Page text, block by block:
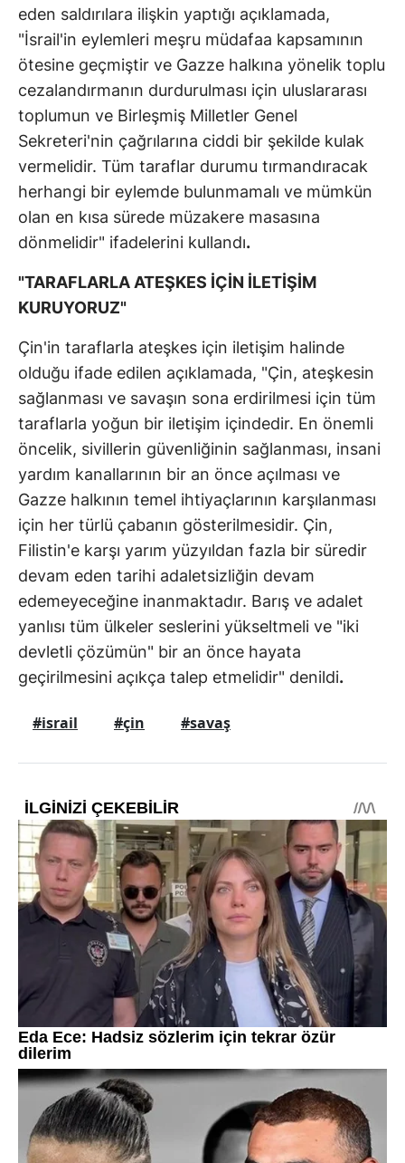
eden saldırılara ilişkin yaptığı açıklamada,
"İsrail'in eylemleri meşru müdafaa kapsamının
ötesine geçmiştir ve Gazze halkına yönelik toplu
cezalandırmanın durdurulması için uluslararası
toplumun ve Birleşmiş Milletler Genel
Sekreteri'nin çağrılarına ciddi bir şekilde kulak
vermelidir. Tüm taraflar durumu tırmandıracak
herhangi bir eylemde bulunmamalı ve mümkün
olan en kısa sürede müzakere masasına
dönmelidir" ifadelerini kullandı.
"TARAFLARLA ATEŞKES İÇİN İLETİŞİM
KURUYORUZ"
Çin'in taraflarla ateşkes için iletişim halinde
olduğu ifade edilen açıklamada, "Çin, ateşkesin
sağlanması ve savaşın sona erdirilmesi için tüm
taraflarla yoğun bir iletişim içindedir. En önemli
öncelik, sivillerin güvenliğinin sağlanması, insani
yardım kanallarının bir an önce açılması ve
Gazze halkının temel ihtiyaçlarının karşılanması
için her türlü çabanın gösterilmesidir. Çin,
Filistin'e karşı yarım yüzyıldan fazla bir süredir
devam eden tarihi adaletsizliğin devam
edemeyeceğine inanmaktadır. Barış ve adalet
yanlısı tüm ülkeler seslerini yükseltmeli ve "iki
devletli çözümün" bir an önce hayata
geçirilmesini açıkça talep etmelidir" denildi.
#israil #çin #savaş